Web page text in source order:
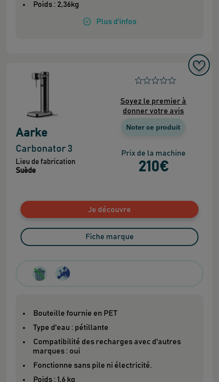
Poids : 2,36kg
Plus d'infos
Soyez le premier à
donner votre avis
Noter ce produit
Prix de la machine
210€
Aarke
Carbonator 3
Lieu de fabrication
Suède
Je découvre
Fiche marque
Bouteille fournie en PET
Type d'eau : pétillante
Compatibilité des recharges avec d'autres
marques : oui
Fonctionne sans pile ni électricité.
Poids : 1,6 kg